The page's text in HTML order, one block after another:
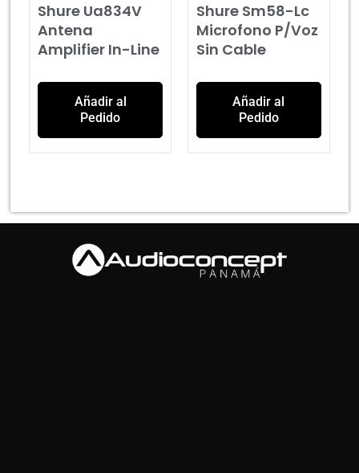
Shure Ua834V
Antena
Amplifier In-Line
Añadir al
Pedido
Shure Sm58-Lc
Microfono P/Voz
Sin Cable
Añadir al
Pedido